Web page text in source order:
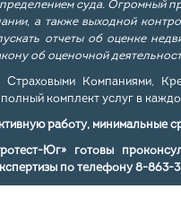
суда. Огромный
а также выходной
отчеты об оценке
об оценочной
Компаниями,
комплект услуг в
работу, минимальные
Юг» готовы
по телефону8-863-